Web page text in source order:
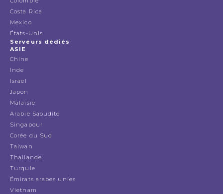
Costa Rica
Mexico
États-Unis
Serveurs dédiés
ASIE
Chine
Inde
Israel
Japon
Malaisie
Arabie Saoudite
Singapour
Corée du Sud
Taiwan
Thailande
Turquie
Émirats arabes unies
Vietnam